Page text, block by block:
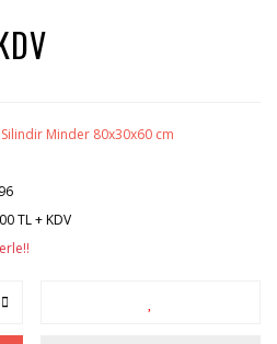
Silindir Minder 80x30x60 cm
TL + KDV